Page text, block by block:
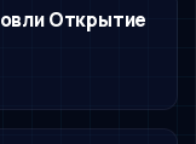
Открытие